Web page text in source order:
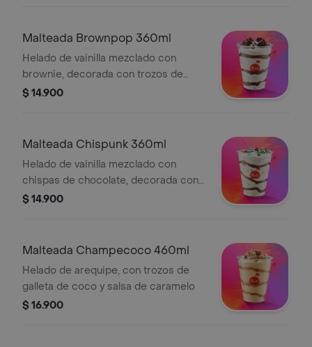
Malteada Brownpop 360ml
Helado de vainilla mezclado con
brownie, decorada con trozos de
brownie y salsa de chocolate.
$ 14.900
Malteada Chispunk 360ml
Helado de vainilla mezclado con
chispas de chocolate, decorada con
chispas y salsa de chocolate.
$ 14.900
Malteada Champecoco 460ml
Helado de arequipe, con trozos de
galleta de coco y salsa de caramelo
$ 16.900